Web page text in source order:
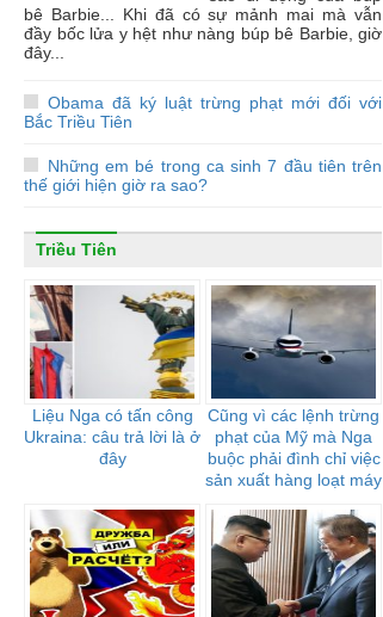
bê Barbie... Khi đã có sự mảnh mai mà vẫn
đầy bốc lửa y hệt như nàng búp bê Barbie, giờ
đây...
Obama đã ký luật trừng phạt mới đối với
Bắc Triều Tiên
Những em bé trong ca sinh 7 đầu tiên trên
thế giới hiện giờ ra sao?
Triều Tiên
Liệu Nga có tấn công
Ukraina: câu trả lời là ở
đây
Cũng vì các lệnh trừng
phạt của Mỹ mà Nga
buộc phải đình chỉ việc
sản xuất hàng loạt máy
cạnh tranh với Boeing